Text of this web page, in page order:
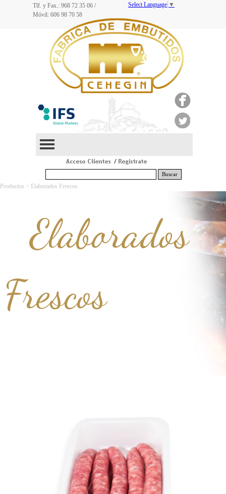
Buscar
Select Language ▼
Tlf. y Fax.: 968 72 35 06 /
Móvil: 606 98 70 58
Productos > Elaborados Frescos
Elaborados
Frescos